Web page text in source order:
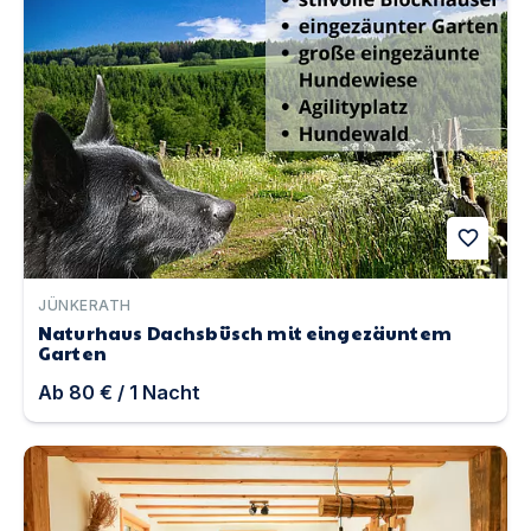
favorite
JÜNKERATH
Naturhaus Dachsbüsch mit eingezäuntem
Garten
Ab 80 € / 1 Nacht
Ferienwohnung Heimatglück im Schwarzwald |